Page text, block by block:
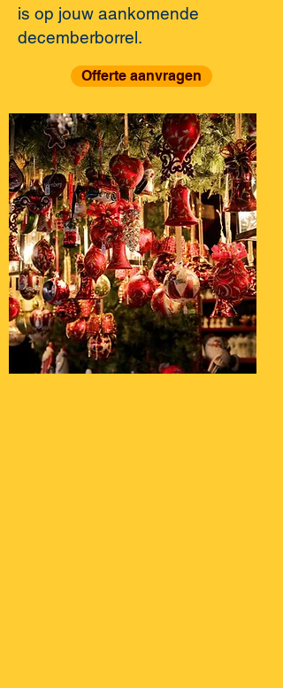
is op jouw aankomende
decemberborrel.
Offerte aanvragen